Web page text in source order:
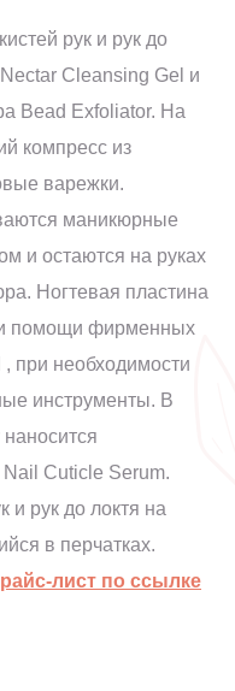
рук и рук до
Cleansing Gel и
Bead Exfoliator. На
компресс из
варежки.
маникюрные
и остаются на руках
Ногтевая пластина
помощи фирменных
при необходимости
инструменты. В
наносится
Cuticle Serum.
и рук до локтя на
в перчатках.
лист по ссылке